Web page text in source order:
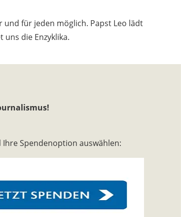
für jeden möglich. Papst Leo lädt
uns die Enzyklika.
Spendenoption auswählen: